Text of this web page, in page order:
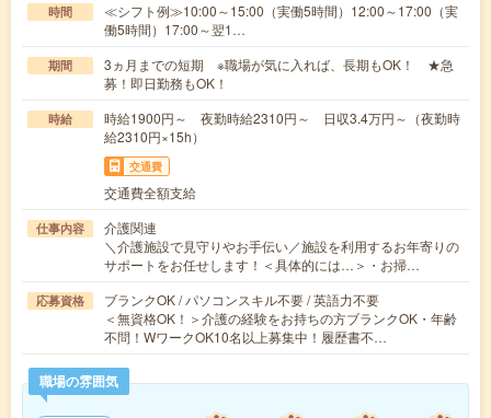
時間
≪シフト例≫10:00～15:00（実働5時間）12:00～17:00（実
働5時間）17:00～翌1…
期間
3ヵ月までの短期 ※職場が気に入れば、長期もOK！ ★急
募！即日勤務もOK！
時給
時給1900円～ 夜勤時給2310円～ 日収3.4万円～（夜勤時
給2310円×15h）
交通費
交通費全額支給
仕事内容
介護関連
＼介護施設で見守りやお手伝い／施設を利用するお年寄りの
サポートをお任せします！＜具体的には…＞・お掃…
応募資格
ブランクOK / パソコンスキル不要 / 英語力不要
＜無資格OK！＞介護の経験をお持ちの方ブランクOK・年齢
不問！WワークOK10名以上募集中！履歴書不…
職場の雰囲気